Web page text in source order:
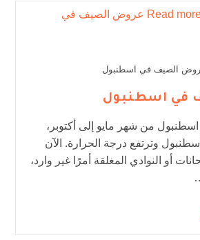
الصيف في اسطنبول
في اسطنبول
من شهر مايو إلى أكتوبر،
وترتفع درجة الحرارة. الآن
أو النوادي المغلقة أمرًا غير وارد،